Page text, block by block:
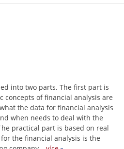
into two parts. The first part is
concepts of financial analysis are
the data for financial analysis
when needs to deal with the
practical part is based on real
the financial analysis is the